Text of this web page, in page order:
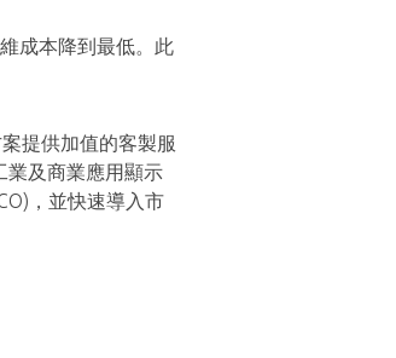
成本降到最低。此
提供加值的客製服
業及商業應用顯示
，並快速導入市